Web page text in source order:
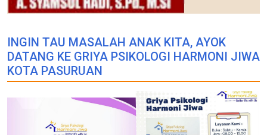
INGIN TAU MASALAH ANAK KITA, AYOK
DATANG KE GRIYA PSIKOLOGI HARMONI JIWA
KOTA PASURUAN